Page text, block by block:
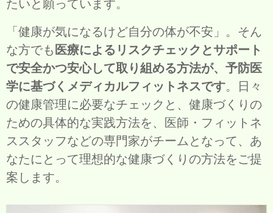
たいと願っています。
「健康が気になるけど自分の体が不安」。そん
な方でも医療によるリスクチェックとサポート
で安全かつ安心して取り組める方法が、予防医
学に基づくメディカルフィットネスです。日々
の健康管理に必要なチェックと、健康づくりの
ための具体的な実践方法を、医師・フィットネ
ススタッフなどの専門家がチームとなって、あ
なたにとって理想的な健康づくりの方法をご提
案します。